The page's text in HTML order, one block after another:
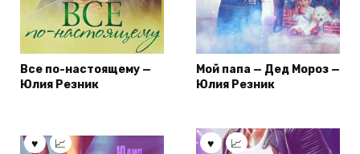
Все по-настоящему —
Юлия Резник
Мой папа — Дед Мороз —
Юлия Резник